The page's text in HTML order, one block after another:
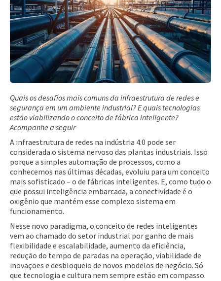
Quais os desafios mais comuns da infraestrutura de redes e
segurança em um ambiente industrial? E quais tecnologias
estão viabilizando o conceito de fábrica inteligente?
Acompanhe a seguir
A infraestrutura de redes na indústria 4.0 pode ser
considerada o sistema nervoso das plantas industriais. Isso
porque a simples automação de processos, como a
conhecemos nas últimas décadas, evoluiu para um conceito
mais sofisticado – o de fábricas inteligentes. E, como tudo o
que possui inteligência embarcada, a conectividade é o
oxigênio que mantém esse complexo sistema em
funcionamento.
Nesse novo paradigma, o conceito de redes inteligentes
vem ao chamado do setor industrial por ganho de mais
flexibilidade e escalabilidade, aumento da eficiência,
redução do tempo de paradas na operação, viabilidade de
inovações e desbloqueio de novos modelos de negócio. Só
que tecnologia e cultura nem sempre estão em compasso.